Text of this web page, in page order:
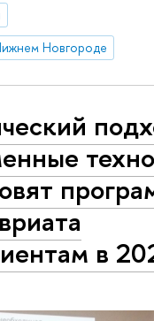
Новгороде
в